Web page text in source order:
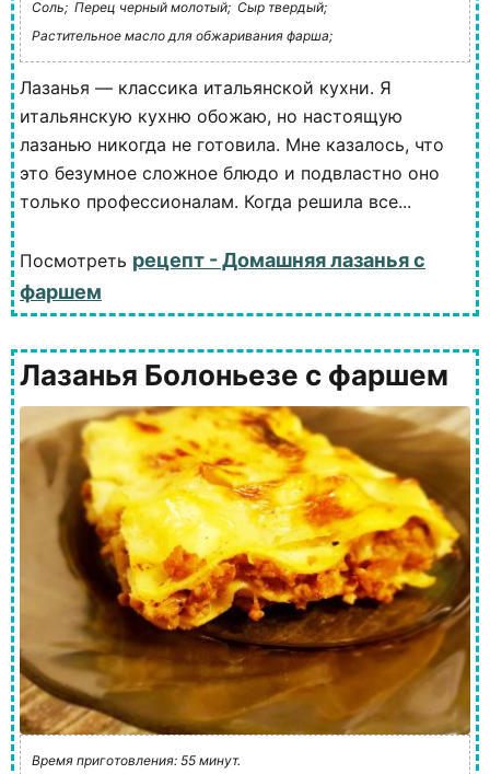
Соль; Перец черный молотый; Сыр твердый;
Растительное масло для обжаривания фарша;
Лазанья — классика итальянской кухни. Я
итальянскую кухню обожаю, но настоящую
лазанью никогда не готовила. Мне казалось, что
это безумное сложное блюдо и подвластно оно
только профессионалам. Когда решила все...
Посмотреть рецепт - Домашняя лазанья с
фаршем
Лазанья Болоньезе с фаршем
Время приготовления: 55 минут.